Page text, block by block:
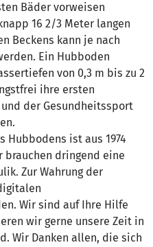
Bäder vorweisen
16 2/3 Meter langen
Beckens kann je nach
Ein Hubboden
von 0,3 m bis zu 2
ihre ersten
der Gesundheitssport
Hubbodens ist aus 1974
brauchen dringend eine
Zur Wahrung der
Wir sind auf Ihre Hilfe
wir gerne unsere Zeit in
Wir Danken allen, die sich